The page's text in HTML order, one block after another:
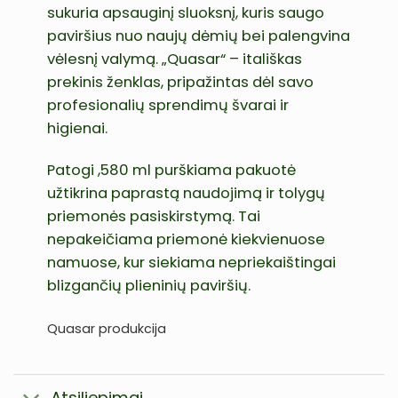
sukuria apsauginį sluoksnį, kuris saugo
paviršius nuo naujų dėmių bei palengvina
vėlesnį valymą. „Quasar“ – itališkas
prekinis ženklas, pripažintas dėl savo
profesionalių sprendimų švarai ir
higienai.
Patogi ,580 ml purškiama pakuotė
užtikrina paprastą naudojimą ir tolygų
priemonės pasiskirstymą. Tai
nepakeičiama priemonė kiekvienuose
namuose, kur siekiama nepriekaištingai
blizgančių plieninių paviršių.
Quasar produkcija